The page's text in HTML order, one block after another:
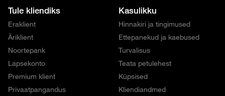
Tule kliendiks
Eraklient
Äriklient
Noortepank
Lapsekonto
Premium klient
Privaatpangandus
Kasulikku
Hinnakiri ja tingimused
Ettepanekud ja kaebused
Turvalisus
Teata petulehest
Küpsised
Kliendiandmed